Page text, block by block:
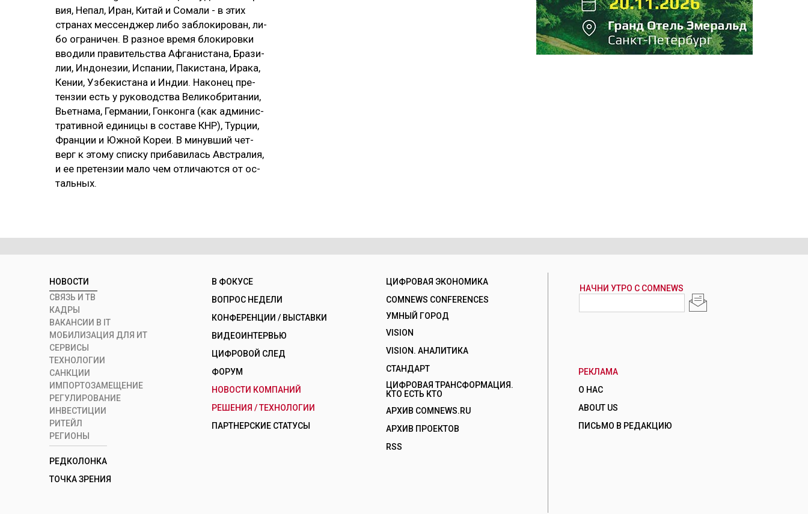
вия, Не­пал, Иран, Ки­тай и Со­ма­ли - в этих
стра­нах мес­сен­джер ли­бо заб­ло­ки­ро­ван, ли­
бо ог­ра­ни­чен. В раз­ное вре­мя бло­ки­ров­ки
вво­ди­ли пра­ви­тель­ства Аф­га­нис­та­на, Бра­зи­
лии, Ин­до­не­зии, Ис­па­нии, Па­кис­та­на, Ира­ка,
Ке­нии, Уз­бе­кис­та­на и Ин­дии. На­ко­нец пре­
тен­зии есть у ру­ко­водс­тва Ве­ли­коб­ри­та­нии,
Вь­ет­на­ма, Гер­ма­нии, Гон­кон­га (как ад­ми­нис­
тра­тив­ной еди­ни­цы в сос­та­ве КНР), Тур­ции,
Фран­ции и Юж­ной Ко­реи. В ми­нув­ший чет­
верг к это­му спис­ку при­ба­ви­лась Авс­тра­лия,
и ее пре­тен­зии ма­ло чем от­ли­чают­ся от ос­
таль­ных.
НОВОСТИ
СВЯЗЬ И ТВ
КАДРЫ
ВАКАНСИИ В IT
МОБИЛИЗАЦИЯ ДЛЯ ИТ
СЕРВИСЫ
ТЕХНОЛОГИИ
САНКЦИИ
ИМПОРТОЗАМЕЩЕНИЕ
РЕГУЛИРОВАНИЕ
ИНВЕСТИЦИИ
РИТЕЙЛ
РЕГИОНЫ
РЕДКОЛОНКА
ТОЧКА ЗРЕНИЯ
В ФОКУСЕ
ВОПРОС НЕДЕЛИ
КОНФЕРЕНЦИИ / ВЫСТАВКИ
ВИДЕОИНТЕРВЬЮ
ЦИФРОВОЙ СЛЕД
ФОРУМ
НОВОСТИ КОМПАНИЙ
РЕШЕНИЯ / ТЕХНОЛОГИИ
ПАРТНЕРСКИЕ СТАТУСЫ
ЦИФРОВАЯ ЭКОНОМИКА
COMNEWS CONFERENCES
УМНЫЙ ГОРОД
VISION
VISION. АНАЛИТИКА
СТАНДАРТ
ЦИФРОВАЯ ТРАНСФОРМАЦИЯ.
КТО ЕСТЬ КТО
АРХИВ COMNEWS.RU
АРХИВ ПРОЕКТОВ
RSS
РЕКЛАМА
О НАС
ABOUT US
ПИСЬМО В РЕДАКЦИЮ